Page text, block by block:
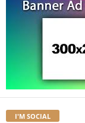
I'M SOCIAL